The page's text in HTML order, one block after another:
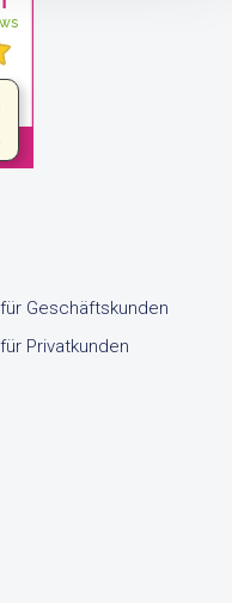
Geschäftskunden
Privatkunden